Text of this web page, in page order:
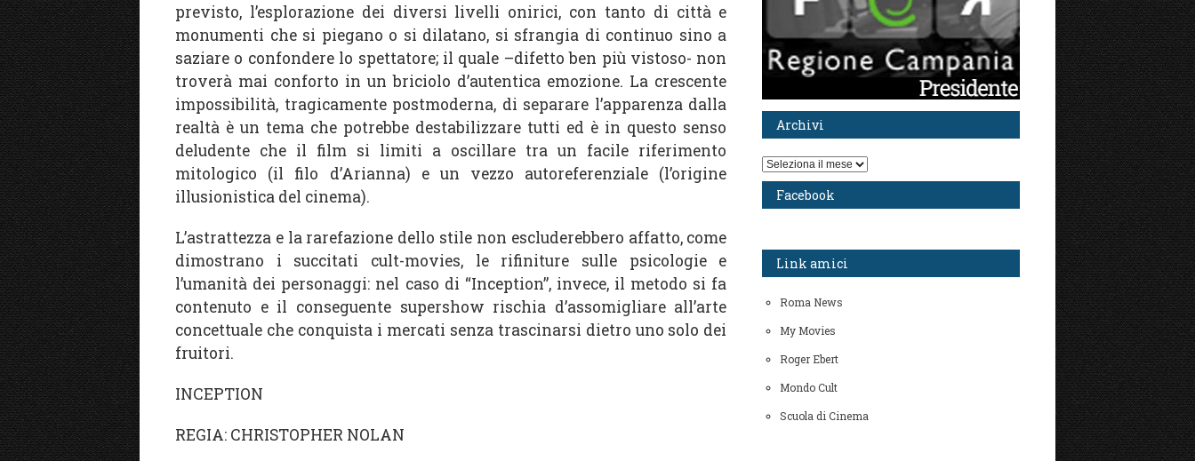
previsto, l’esplorazione dei diversi livelli onirici, con tanto di città e
monumenti che si piegano o si dilatano, si sfrangia di continuo sino a
saziare o confondere lo spettatore; il quale –difetto ben più vistoso- non
troverà mai conforto in un briciolo d’autentica emozione. La crescente
impossibilità, tragicamente postmoderna, di separare l’apparenza dalla
realtà è un tema che potrebbe destabilizzare tutti ed è in questo senso
deludente che il film si limiti a oscillare tra un facile riferimento
mitologico (il filo d’Arianna) e un vezzo autoreferenziale (l’origine
illusionistica del cinema).
L’astrattezza e la rarefazione dello stile non escluderebbero affatto, come
dimostrano i succitati cult-movies, le rifiniture sulle psicologie e
l’umanità dei personaggi: nel caso di “Inception”, invece, il metodo si fa
contenuto e il conseguente supershow rischia d’assomigliare all’arte
concettuale che conquista i mercati senza trascinarsi dietro uno solo dei
fruitori.
INCEPTION
REGIA: CHRISTOPHER NOLAN
Archivi
Archivi
Facebook
Link amici
Roma News
My Movies
Roger Ebert
Mondo Cult
Scuola di Cinema